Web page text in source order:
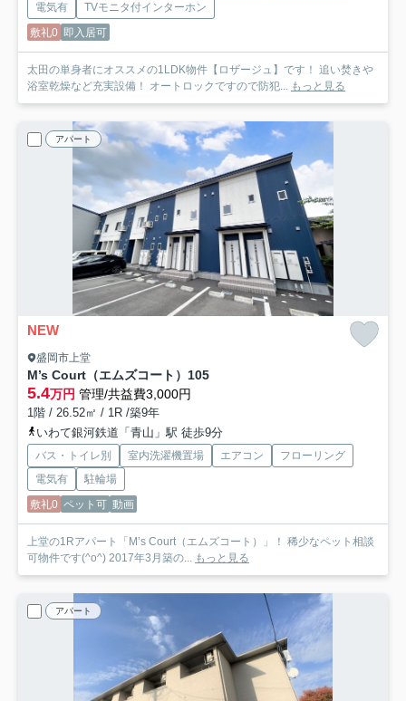
電気有
TVモニタ付インターホン
敷礼0 即入居可
太田の単身者にオススメの1LDK物件【ロザージュ】です！ 追い焚きや
浴室乾燥など充実設備！ オートロックですので防犯... もっと見る
アパート
NEW
盛岡市上堂
M’s Court（エムズコート） 105
5.4万円 管理/共益費3,000円
1階 / 26.52㎡ / 1R /築9年
いわて銀河鉄道「青山」駅 徒歩9分
バス・トイレ別 室内洗濯機置場 エアコン
フローリング
電気有
駐輪場
敷礼0 ペット可 動画
上堂の1Rアパート「M’s Court（エムズコート）」！ 稀少なペット相談
可物件です(^o^) 2017年3月築の... もっと見る
アパート